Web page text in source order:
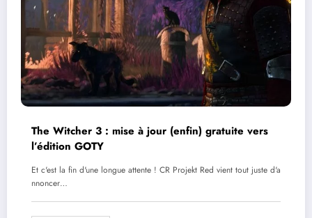
The Witcher 3 : mise à jour (enfin) gratuite vers
l’édition GOTY
Et c'est la fin d'une longue attente ! CR Projekt Red vient tout juste d'a
nnoncer…